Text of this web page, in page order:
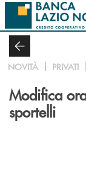
Salta al contenuto
NOVITÀ PRIVATI
Modifica
sportelli